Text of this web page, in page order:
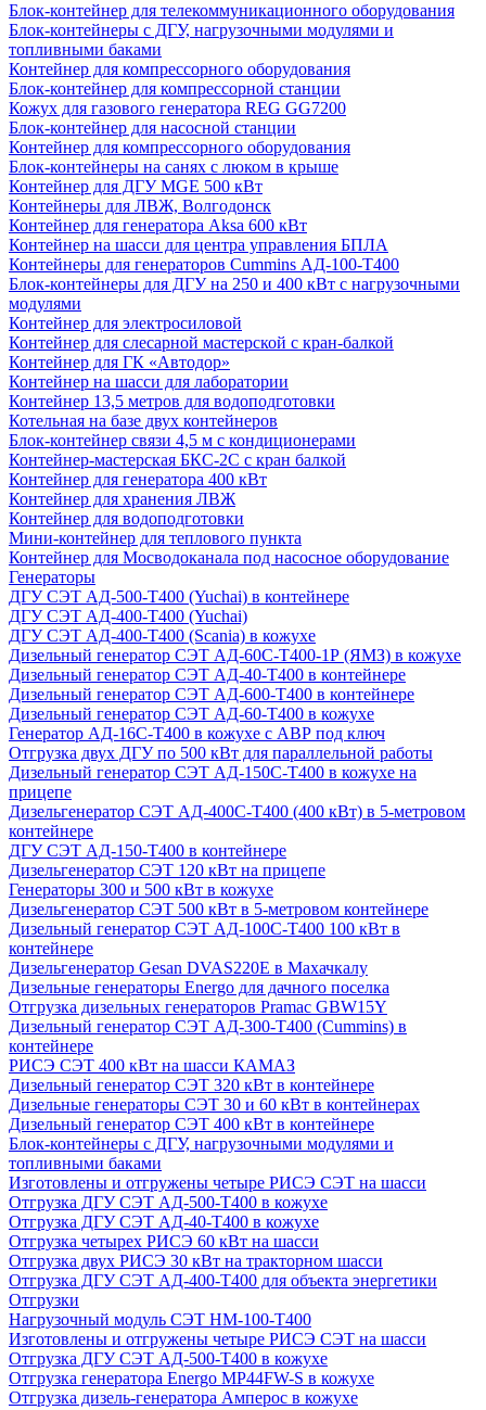
Блок-контейнер для телекоммуникационного оборудования
Блок-контейнеры с ДГУ, нагрузочными модулями и
топливными баками
Контейнер для компрессорного оборудования
Блок-контейнер для компрессорной станции
Кожух для газового генератора REG GG7200
Блок-контейнер для насосной станции
Контейнер для компрессорного оборудования
Блок-контейнеры на санях с люком в крыше
Контейнер для ДГУ MGE 500 кВт
Контейнеры для ЛВЖ, Волгодонск
Контейнер для генератора Aksa 600 кВт
Контейнер на шасси для центра управления БПЛА
Контейнеры для генераторов Cummins АД-100-Т400
Блок-контейнеры для ДГУ на 250 и 400 кВт с нагрузочными
модулями
Контейнер для электросиловой
Контейнер для слесарной мастерской с кран-балкой
Контейнер для ГК «Автодор»
Контейнер на шасси для лаборатории
Контейнер 13,5 метров для водоподготовки
Котельная на базе двух контейнеров
Блок-контейнер связи 4,5 м с кондиционерами
Контейнер-мастерская БКС-2С с кран балкой
Контейнер для генератора 400 кВт
Контейнер для хранения ЛВЖ
Контейнер для водоподготовки
Мини-контейнер для теплового пункта
Контейнер для Мосводоканала под насосное оборудование
Генераторы
ДГУ СЭТ АД-500-Т400 (Yuchai) в контейнере
ДГУ СЭТ АД-400-Т400 (Yuchai)
ДГУ СЭТ АД-400-Т400 (Scania) в кожухе
Дизельный генератор СЭТ АД-60С-Т400-1Р (ЯМЗ) в кожухе
Дизельный генератор СЭТ АД-40-Т400 в контейнере
Дизельный генератор СЭТ АД-600-Т400 в контейнере
Дизельный генератор СЭТ АД-60-Т400 в кожухе
Генератор АД-16С-Т400 в кожухе с АВР под ключ
Отгрузка двух ДГУ по 500 кВт для параллельной работы
Дизельный генератор СЭТ АД-150С-Т400 в кожухе на
прицепе
Дизельгенератор СЭТ АД-400С-Т400 (400 кВт) в 5-метровом
контейнере
ДГУ СЭТ АД-150-Т400 в контейнере
Дизельгенератор СЭТ 120 кВт на прицепе
Генераторы 300 и 500 кВт в кожухе
Дизельгенератор СЭТ 500 кВт в 5-метровом контейнере
Дизельный генератор СЭТ АД-100С-Т400 100 кВт в
контейнере
Дизельгенератор Gesan DVAS220E в Махачкалу
Дизельные генераторы Energo для дачного поселка
Отгрузка дизельных генераторов Pramac GВW15Y
Дизельный генератор СЭТ АД-300-Т400 (Cummins) в
контейнере
РИСЭ СЭТ 400 кВт на шасси КАМАЗ
Дизельный генератор СЭТ 320 кВт в контейнере
Дизельные генераторы СЭТ 30 и 60 кВт в контейнерах
Дизельный генератор СЭТ 400 кВт в контейнере
Блок-контейнеры с ДГУ, нагрузочными модулями и
топливными баками
Изготовлены и отгружены четыре РИСЭ СЭТ на шасси
Отгрузка ДГУ СЭТ АД-500-Т400 в кожухе
Отгрузка ДГУ СЭТ АД-40-Т400 в кожухе
Отгрузка четырех РИСЭ 60 кВт на шасси
Отгрузка двух РИСЭ 30 кВт на тракторном шасси
Отгрузка ДГУ СЭТ АД-400-Т400 для объекта энергетики
Отгрузки
Нагрузочный модуль СЭТ НМ-100-Т400
Изготовлены и отгружены четыре РИСЭ СЭТ на шасси
Отгрузка ДГУ СЭТ АД-500-Т400 в кожухе
Отгрузка генератора Energo MP44FW-S в кожухе
Отгрузка дизель-генератора Амперос в кожухе